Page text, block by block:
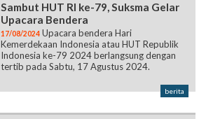
Sambut HUT RI ke-79, Suksma Gelar
Upacara Bendera
17/08/2024 Upacara bendera Hari
Kemerdekaan Indonesia atau HUT Republik
Indonesia ke-79 2024 berlangsung dengan
tertib pada Sabtu, 17 Agustus 2024.
berita